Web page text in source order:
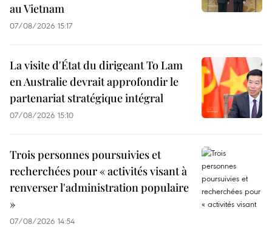
au Vietnam
07/08/2026 15:17
La visite d'État du dirigeant To Lam
en Australie devrait approfondir le
partenariat stratégique intégral
07/08/2026 15:10
Trois personnes poursuivies et
recherchées pour « activités visant à
renverser l'administration populaire
»
07/08/2026 14:54